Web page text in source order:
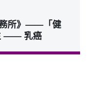
務所》——「健
—— 乳癌